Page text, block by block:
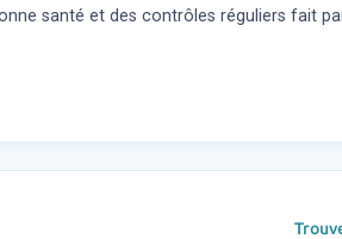
santé et des contrôles réguliers fait